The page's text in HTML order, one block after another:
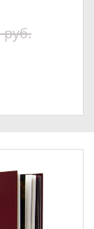
руб.